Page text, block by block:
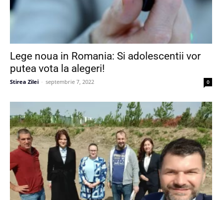
Lege noua in Romania: Si adolescentii vor
putea vota la alegeri!
Stirea Zilei - septembrie 7, 2022 0